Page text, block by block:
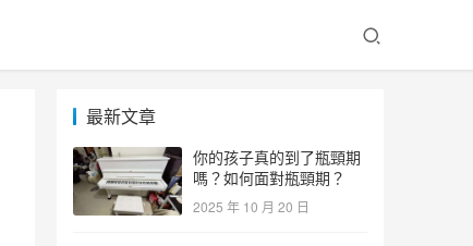
最新文章
你的孩子真的到了瓶頸期
嗎？如何面對瓶頸期？
2025 年 10 月 20 日